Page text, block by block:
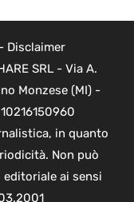
Disclaimer
SRL - Via A.
Monzese (MI) -
in quanto
Non può
ai sensi